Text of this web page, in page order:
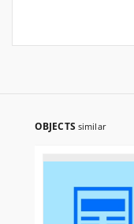
OBJECTS similar